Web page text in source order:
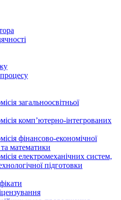
загальноосвітньої
комп’ютерно-інтегрованих
фінансово-економічної
математики
електромеханічних систем,
підготовки